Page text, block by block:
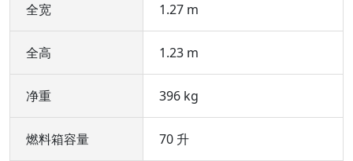
全宽 1.27 m
全高 1.23 m
净重 396 kg
燃料箱容量 70 升